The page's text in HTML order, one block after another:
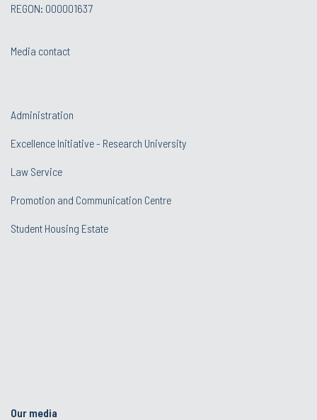
REGON: 000001637
Media contact
Administration
Excellence Initiative - Research University
Law Service
Promotion and Communication Centre
Student Housing Estate
Our media